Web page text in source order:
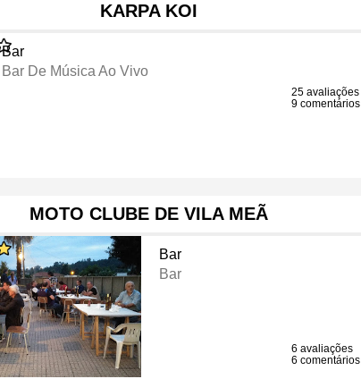
KARPA KOI
Bar
Bar De Música Ao Vivo
25 avaliações
9 comentários
MOTO CLUBE DE VILA MEÃ
Bar
Bar
6 avaliações
6 comentários